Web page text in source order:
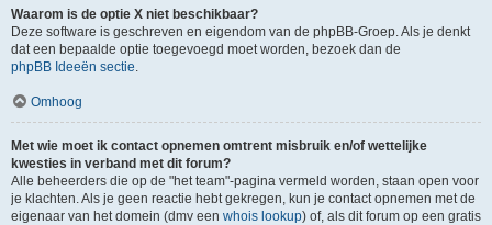
Waarom is de optie X niet beschikbaar?
Deze software is geschreven en eigendom van de phpBB-Groep. Als je denkt
dat een bepaalde optie toegevoegd moet worden, bezoek dan de
phpBB Ideeën sectie.
Omhoog
Met wie moet ik contact opnemen omtrent misbruik en/of wettelijke
kwesties in verband met dit forum?
Alle beheerders die op de "het team"-pagina vermeld worden, staan open voor
je klachten. Als je geen reactie hebt gekregen, kun je contact opnemen met de
eigenaar van het domein (dmv een whois lookup) of, als dit forum op een gratis